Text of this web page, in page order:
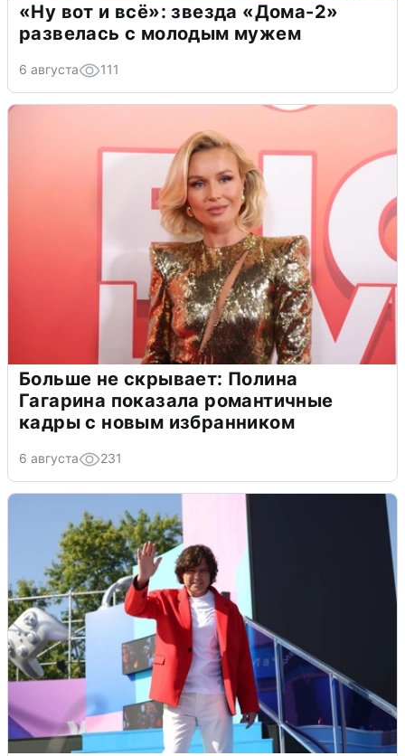
«Ну вот и всё»: звезда «Дома-2»
развелась с молодым мужем
6 августа 111
Больше не скрывает: Полина
Гагарина показала романтичные
кадры с новым избранником
6 августа 231